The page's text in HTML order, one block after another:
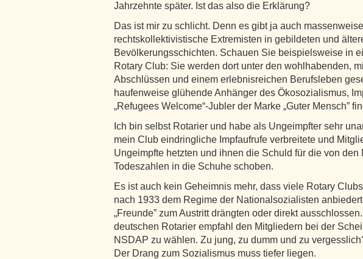
Jahrzehnte später. Ist das also die Erklärung?
Das ist mir zu schlicht. Denn es gibt ja auch
rechtskollektivistische Extremisten in gebildeten und
Bevölkerungsschichten. Schauen Sie beispielsweise in
Rotary Club: Sie werden dort unter den wohlhabenden,
Abschlüssen und einem erlebnisreichen Berufsleben
haufenweise glühende Anhänger des Ökosozialismus,
„Refugees Welcome“-Jubler der Marke „Guter Mensch”
Ich bin selbst Rotarier und habe als Ungeimpfter sehr
mein Club eindringliche Impfaufrufe verbreitete und
Ungeimpfte hetzten und ihnen die Schuld für die von den
Todeszahlen in die Schuhe schoben.
Es ist auch kein Geheimnis mehr, dass viele Rotary
nach 1933 dem Regime der Nationalsozialisten
„Freunde” zum Austritt drängten oder direkt
deutschen Rotarier empfahl den Mitgliedern bei der
NSDAP zu wählen. Zu jung, zu dumm und zu
Der Drang zum Sozialismus muss tiefer liegen.